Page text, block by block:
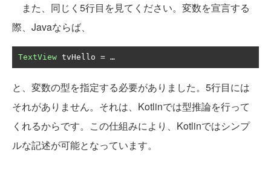
また、同じく5行目を見てください。変数を宣言する
際、Javaならば、
TextView tvHello = …
と、変数の型を指定する必要がありました。5行目には
それがありません。それは、Kotlinでは型推論を行って
くれるからです。この仕組みにより、Kotlinではシンプ
ルな記述が可能となっています。